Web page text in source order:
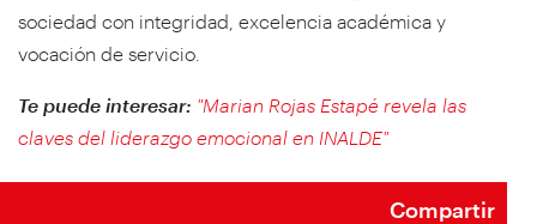
sociedad con integridad, excelencia académica y
vocación de servicio.
Te puede interesar: "Marian Rojas Estapé revela las
claves del liderazgo emocional en INALDE"
Compartir